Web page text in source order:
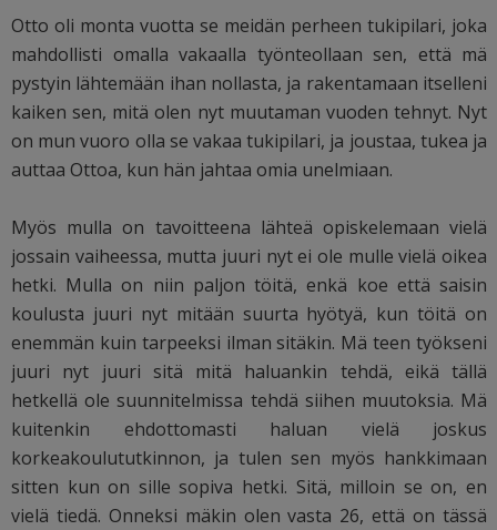
Otto oli monta vuotta se meidän perheen tukipilari, joka
mahdollisti omalla vakaalla työnteollaan sen, että mä
pystyin lähtemään ihan nollasta, ja rakentamaan itselleni
kaiken sen, mitä olen nyt muutaman vuoden tehnyt. Nyt
on mun vuoro olla se vakaa tukipilari, ja joustaa, tukea ja
auttaa Ottoa, kun hän jahtaa omia unelmiaan.
Myös mulla on tavoitteena lähteä opiskelemaan vielä
jossain vaiheessa, mutta juuri nyt ei ole mulle vielä oikea
hetki. Mulla on niin paljon töitä, enkä koe että saisin
koulusta juuri nyt mitään suurta hyötyä, kun töitä on
enemmän kuin tarpeeksi ilman sitäkin. Mä teen työkseni
juuri nyt juuri sitä mitä haluankin tehdä, eikä tällä
hetkellä ole suunnitelmissa tehdä siihen muutoksia. Mä
kuitenkin ehdottomasti haluan vielä joskus
korkeakoulututkinnon, ja tulen sen myös hankkimaan
sitten kun on sille sopiva hetki. Sitä, milloin se on, en
vielä tiedä. Onneksi mäkin olen vasta 26, että on tässä